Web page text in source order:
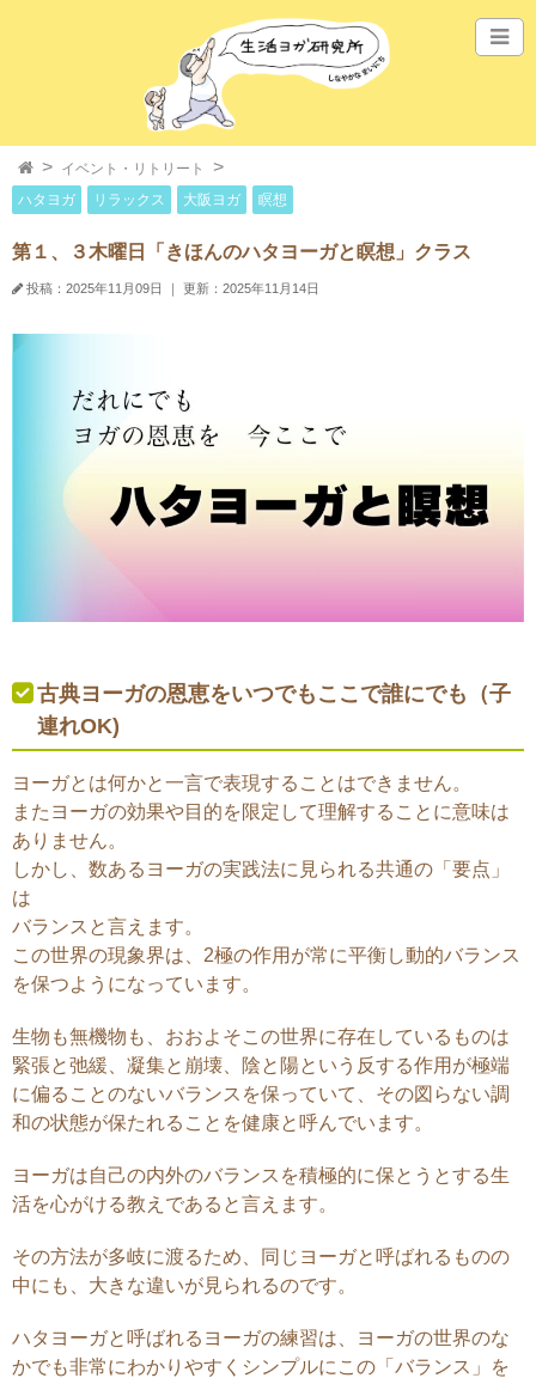
イベント・リトリート
ハタヨガ
リラックス 大阪ヨガ 瞑想
第１、３木曜日「きほんのハタヨーガと瞑想」クラス
投稿：2025年11月09日 更新：2025年11月14日
古典ヨーガの恩恵をいつでもここで誰にでも（子
連れOK)
ヨーガとは何かと一言で表現することはできません。
またヨーガの効果や目的を限定して理解することに意味は
ありません。
しかし、数あるヨーガの実践法に見られる共通の「要点」
は
バランスと言えます。
この世界の現象界は、2極の作用が常に平衡し動的バランス
を保つようになっています。
生物も無機物も、おおよそこの世界に存在しているものは
緊張と弛緩、凝集と崩壊、陰と陽という反する作用が極端
に偏ることのないバランスを保っていて、その図らない調
和の状態が保たれることを健康と呼んでいます。
ヨーガは自己の内外のバランスを積極的に保とうとする生
活を心がける教えであると言えます。
その方法が多岐に渡るため、同じヨーガと呼ばれるものの
中にも、大きな違いが見られるのです。
ハタヨーガと呼ばれるヨーガの練習は、ヨーガの世界のな
かでも非常にわかりやすくシンプルにこの「バランス」を